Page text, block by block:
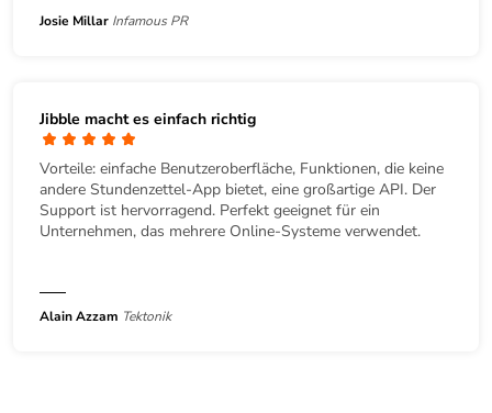
Josie Millar Infamous PR
Jibble macht es einfach richtig
Vorteile: einfache Benutzeroberfläche, Funktionen, die keine
andere Stundenzettel-App bietet, eine großartige API. Der
Support ist hervorragend. Perfekt geeignet für ein
Unternehmen, das mehrere Online-Systeme verwendet.
Alain Azzam Tektonik